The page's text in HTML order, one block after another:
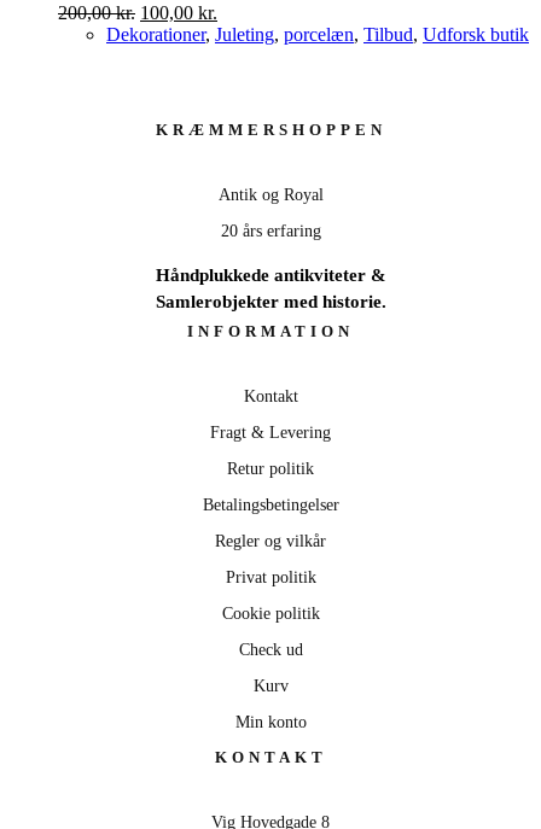
200,00kr. Den
oprindelige
100,00 kr.
aktuelle
Dekorationer, Juleting, porcelæn, Tilbud, Udforsk butik
KRÆMMERSHOPPEN
Antik og Royal
20 års erfaring
Håndplukkede antikviteter &
Samlerobjekter med historie.
INFORMATION
Kontakt
Fragt & Levering
Retur politik
Betalingsbetingelser
Regler og vilkår
Privat politik
Cookie politik
Check ud
Kurv
Min konto
KONTAKT
Vig Hovedgade 8